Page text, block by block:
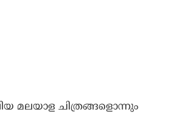
മലയാള ചിത്രങ്ങളൊന്നും